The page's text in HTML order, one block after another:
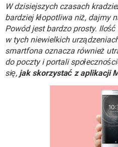
WINDOWS 10
INSTAGRAM
WINDOWS 10
GRY
SPOTIFY
INSTAGRAM
WINDOWS 10
COVID-19
GRY
SPOTIFY
INSTAGRAM
W dzisiejszych czasach
bardziej kłopotliwa niż, dajmy
Powód jest bardzo prosty.
w tych niewielkich
smartfona oznacza również
do poczty i portali
się, jak skorzystać z aplikacji